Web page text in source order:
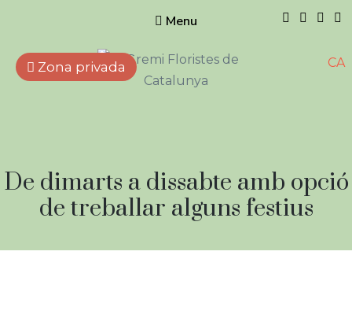
Menu
Empreses que treballen
amb flors, plantes naturals i
artificials, elements
complementaris i afins.
CA
Zona privada
Horari:
De dimarts a dissabte amb opció
de treballar alguns festius